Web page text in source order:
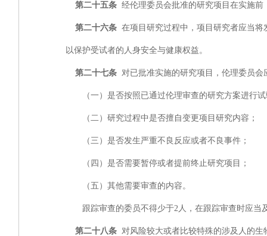
第二十五条 经伦理委员会批准的研究项目在实施
第二十六条 在项目研究过程中，项目研究者应当
以保护受试者的人身安全与健康权益。
第二十七条 对已批准实施的研究项目，伦理委员
（一）是否按照已通过伦理审查的研究方案进行试
（二）研究过程中是否擅自变更项目研究内容；
（三）是否发生严重不良反应或者不良事件；
（四）是否需要暂停或者提前终止研究项目；
（五）其他需要审查的内容。
跟踪审查的委员不得少于2人，在跟踪审查时应当
第二十八条 对风险较大或者比较特殊的涉及人的